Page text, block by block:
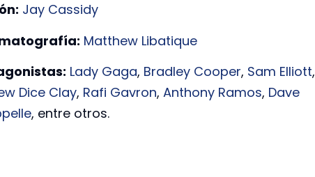
Jay Cassidy
Matthew Libatique
Lady Gaga, Bradley Cooper, Sam Elliott,
Dice Clay, Rafi Gavron, Anthony Ramos, Dave
, entre otros.